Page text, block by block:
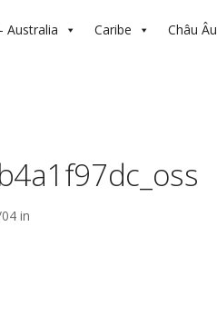
Australia Caribe Châu Âu
in